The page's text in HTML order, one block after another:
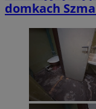
domkach